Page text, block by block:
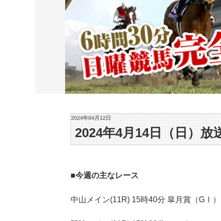
2024年04月12日
2024年4月14日（日）放
■今週の主なレース
中山メイン(11R) 15時40分 皐月賞（GⅠ）